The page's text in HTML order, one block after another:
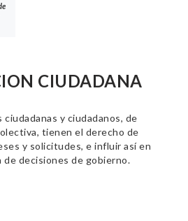
CIUDADANA
ciudadanas y ciudadanos, de
tienen el derecho de
y solicitudes, e influir así en
de decisiones de gobierno.